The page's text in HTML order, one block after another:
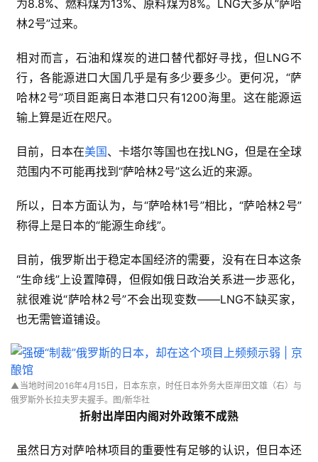
为8.8%、燃料煤为13%、原料煤为8%。LNG大多从“萨哈
林2号”过来。
相对而言，石油和煤炭的进口替代都好寻找，但LNG不
行，各能源进口大国几乎是有多少要多少。更何况，“萨
哈林2号”项目距离日本港口只有1200海里。这在能源运
输上算是近在咫尺。
目前，日本在美国、卡塔尔等国也在找LNG，但是在全球
范围内不可能再找到“萨哈林2号”这么近的来源。
所以，日本方面认为，与“萨哈林1号”相比，“萨哈林2号”
称得上是日本的“能源生命线”。
目前，俄罗斯出于稳定本国经济的需要，没有在日本这条
“生命线”上设置障碍，但假如俄日政治关系进一步恶化，
就很难说“萨哈林2号”不会出现变数——LNG不缺买家，
也无需管道铺设。
▲ 当地时间2016年4月15日，日本东京，时任日本外务大臣岸田文雄（右）与
俄罗斯外长拉夫罗夫握手。
图/新华社
折射出岸田内阁对外政策不成熟
虽然日方对萨哈林项目的重要性有足够的认识，但日本还